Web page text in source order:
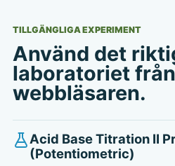
TILLGÄNGLIGA EXPERIMENT
Använd det
laboratoriet från
webbläsaren.
Acid Base Titration II
(Potentiometric)